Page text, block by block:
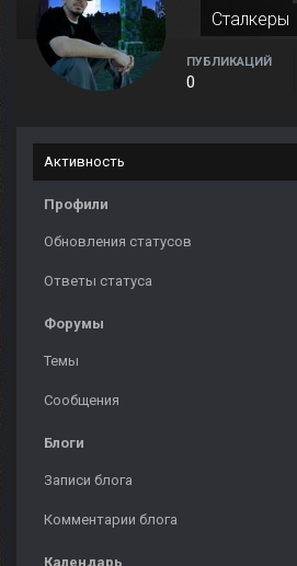
Сталкеры
ПУБЛИКАЦИЙ
0
Активность
Профили
Обновления статусов
Ответы статуса
Форумы
Темы
Сообщения
Блоги
Записи блога
Комментарии блога
Календарь